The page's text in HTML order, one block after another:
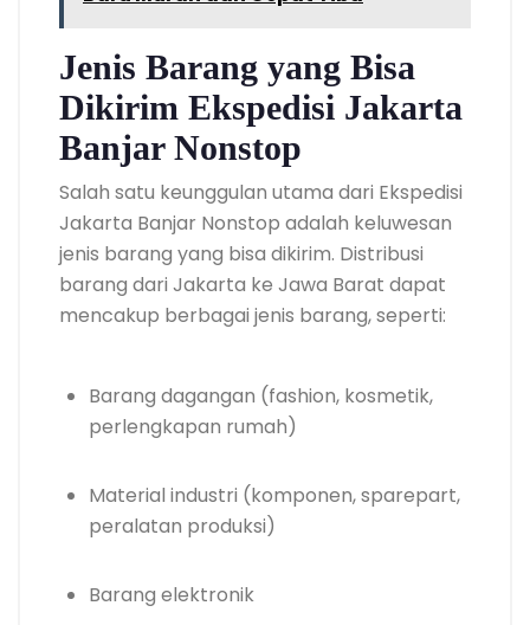
Jenis Barang yang Bisa
Dikirim Ekspedisi Jakarta
Banjar Nonstop
Salah satu keunggulan utama dari Ekspedisi
Jakarta Banjar Nonstop adalah keluwesan
jenis barang yang bisa dikirim. Distribusi
barang dari Jakarta ke Jawa Barat dapat
mencakup berbagai jenis barang, seperti:
Barang dagangan (fashion, kosmetik,
perlengkapan rumah)
Material industri (komponen, sparepart,
peralatan produksi)
Barang elektronik